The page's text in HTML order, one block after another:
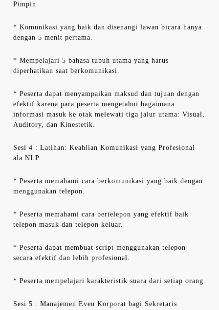
Pimpin.
* Komunikasi yang baik dan disenangi lawan bicara hanya
dengan 5 menit pertama.
* Mempelajari 5 bahasa tubuh utama yang harus
diperhatikan saat berkomunikasi.
* Peserta dapat menyampaikan maksud dan tujuan dengan
efektif karena para peserta mengetahui bagaimana
informasi masuk ke otak melewati tiga jalur utama: Visual,
Auditory, dan Kinestetik.
Sesi 4 : Latihan: Keahlian Komunikasi yang Profesional
ala NLP
* Peserta memahami cara berkomunikasi yang baik dengan
menggunakan telepon.
* Peserta memahami cara bertelepon yang efektif baik
telepon masuk dan telepon keluar.
* Peserta dapat membuat script menggunakan telepon
secara efektif dan lebih profesional.
* Peserta mempelajari karakteristik suara dari setiap orang.
Sesi 5 : Manajemen Even Korporat bagi Sekretaris